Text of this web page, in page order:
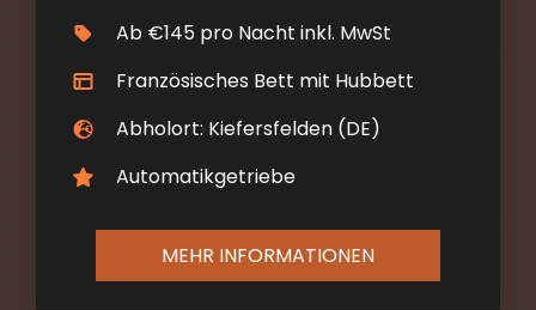
Ab €145 pro Nacht inkl. MwSt
Französisches Bett mit Hubbett
Abholort: Kiefersfelden (DE)
Automatikgetriebe
MEHR INFORMATIONEN